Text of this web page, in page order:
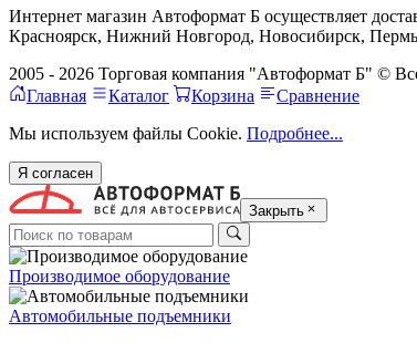
Интернет магазин Автоформат Б осуществляет
Красноярск, Нижний Новгород, Новосибирск,
2005 - 2026 Торговая компания "Автоформат Б" ©
Главная
Каталог Корзина
Сравнение
Мы используем файлы Cookie. Подробнее...
Я согласен
Закрыть
Производимое оборудование
Автомобильные подъемники